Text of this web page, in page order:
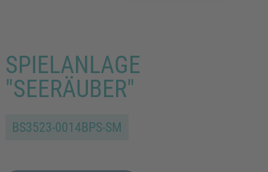
SPIELANLAGE
"SEERÄUBER"
BS3523-0014BPS-SM